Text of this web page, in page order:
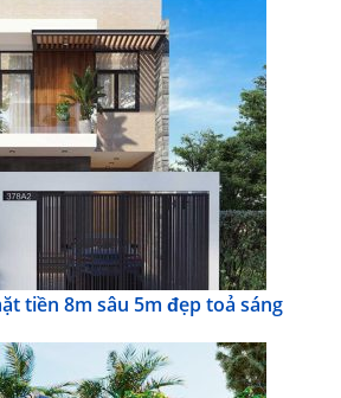
tiền 8m sâu 5m đẹp toả sáng